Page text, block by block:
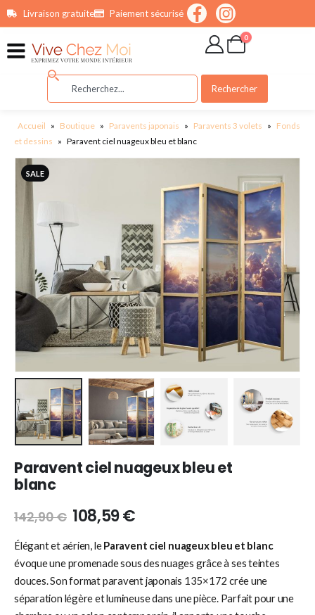
principalLivraison gratuite Paiement sécurisé
0
Rechercher
Accueil » Boutique » Paravents japonais » Paravents 3 volets » Fonds
et dessins » Paravent ciel nuageux bleu et blanc
SALE
Paravent ciel nuageux bleu et
blanc
142,90€ 108,59€
Élégant et aérien, leParavent ciel nuageux bleu et blanc
évoque une promenade sous des nuages grâce à ses teintes
douces. Son format paravent japonais 135×172 crée une
séparation légère et lumineuse dans une pièce. Parfait pour une